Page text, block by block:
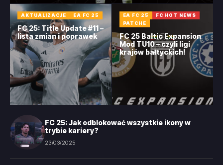
AKTUALIZACJE EA FC 25
FC 25: Title Update #11 –
lista zmian i poprawek
EA FC 25
FC HOT NEWS
PATCHE
FC 25 Baltic Expansion
Mod TU10 – czyli ligi
krajów bałtyckich!
FC 25: Jak odblokować wszystkie ikony w
trybie kariery?
23/03/2025